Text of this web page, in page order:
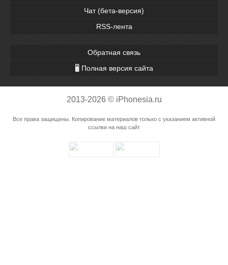
Чат (бета-версия)
RSS-лента
Обратная связь
🖥 Полная версия сайта
2013-2026 © iPhonesia.ru
Все права защищены. Копирование материалов только с указанием активной
ссылки на наш сайт